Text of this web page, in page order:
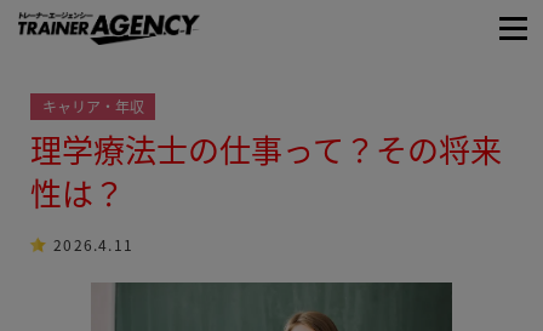
キャリア・年収
理学療法士の仕事って？その将来
性は？
2026.4.11